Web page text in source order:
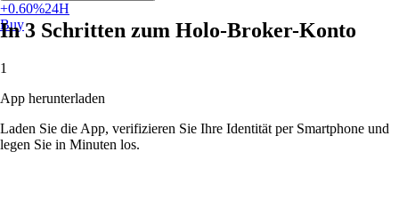
+0.60%24H
Buy
In 3 Schritten zum Holo-Broker-Konto
1
App herunterladen
Laden Sie die App, verifizieren Sie Ihre Identität per Smartphone und
legen Sie in Minuten los.